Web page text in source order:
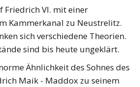
Friedrich VI. mit einer
Kammerkanal zu Neustrelitz.
sich verschiedene Theorien.
sind bis heute ungeklärt.
Ähnlichkeit des Sohnes des
Maik - Maddox zu seinem